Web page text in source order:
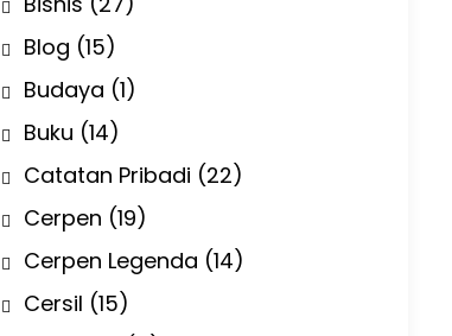
Blog (15)
Budaya (1)
Buku (14)
Catatan Pribadi (22)
Cerpen (19)
Cerpen Legenda (14)
Cersil (15)